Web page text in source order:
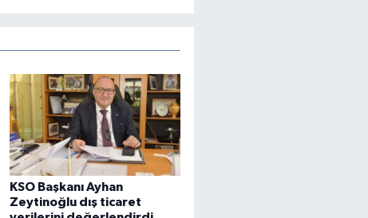
KSO Başkanı Ayhan
Zeytinoğlu dış ticaret